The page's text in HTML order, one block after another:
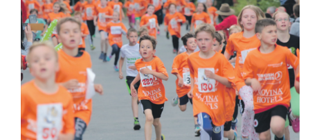
Bildergalerie
News